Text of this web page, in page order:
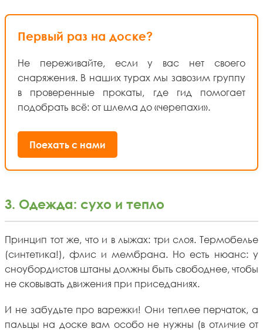
Первый раз на доске?
Не переживайте, если у вас нет своего
снаряжения. В наших турах мы завозим группу
в проверенные прокаты, где гид помогает
подобрать всё: от шлема до «черепахи».
Поехать с нами
3. Одежда: сухо и тепло
Принцип тот же, что и в лыжах: три слоя. Термобелье
(синтетика!), флис и мембрана. Но есть нюанс: у
сноубордистов штаны должны быть свободнее, чтобы
не сковывать движения при приседаниях.
И не забудьте про варежки! Они теплее перчаток, а
пальцы на доске вам особо не нужны (в отличие от